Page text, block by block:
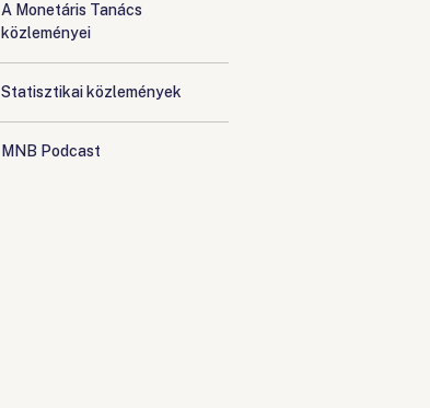
A Monetáris Tanács
közleményei
Statisztikai közlemények
MNB Podcast